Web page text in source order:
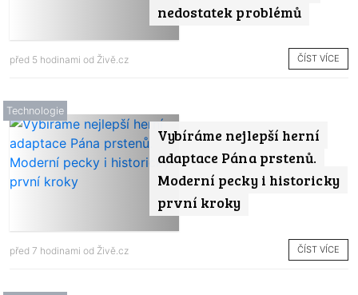
nedostatek problémů
před 5 hodinami od Živě.cz ČÍST VÍCE
Vybíráme nejlepší herní
adaptace Pána prstenů.
Moderní pecky i historicky
první kroky
Technologie
před 7 hodinami od Živě.cz ČÍST VÍCE